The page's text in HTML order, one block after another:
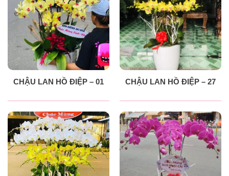
CHẬU LAN HỒ ĐIỆP – 01 CHẬU LAN HỒ ĐIỆP – 27